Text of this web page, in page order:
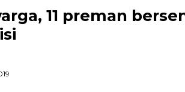
11 preman